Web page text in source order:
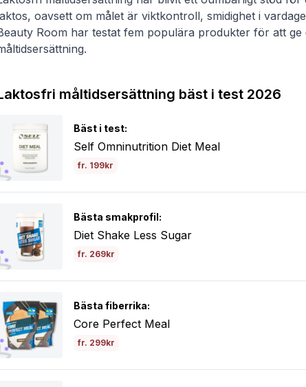
oavsett om målet är viktkontroll, smidighet i
Room har testat fem populära produkter för att ge
måltidsersättning bäst i test 2026
Bäst i test:
Self Omninutrition Diet Meal
fr. 199kr
Bästa smakprofil:
Diet Shake Less Sugar
fr. 269kr
Bästa fiberrika:
Core Perfect Meal
fr. 299kr